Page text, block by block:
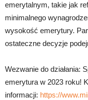
emerytalnym, takie jak
minimalnego
wysokość emerytury.
ostateczne decyzje
Wezwanie do działania:
emerytura w 2023 roku!
informacji: https://